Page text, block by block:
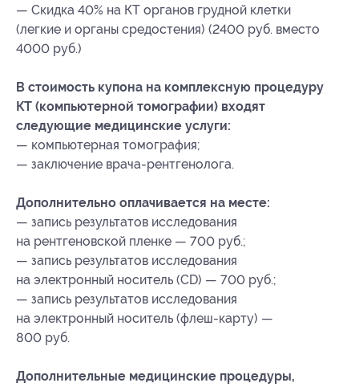
— Скидка 40% на КТ органов грудной клетки
(легкие и органы средостения) (2400 руб. вместо
4000 руб.)
В стоимость купона на комплексную процедуру
КТ (компьютерной томографии) входят
следующие медицинские услуги:
— компьютерная томография;
— заключение врача-рентгенолога.
Дополнительно оплачивается на месте:
— запись результатов исследования
на рентгеновской пленке — 700 руб.;
— запись результатов исследования
на электронный носитель (CD) — 700 руб.;
— запись результатов исследования
на электронный носитель (флеш-карту) —
800 руб.
Дополнительные медицинские процедуры,